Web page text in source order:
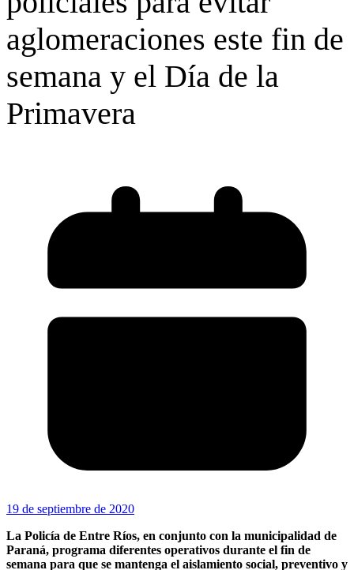
aglomeraciones este fin de
semana y el Día de la
Primavera
19 de septiembre de 2020
La Policía de Entre Ríos, en conjunto con la municipalidad de
Paraná, programa diferentes operativos durante el fin de
semana para que se mantenga el aislamiento social, preventivo y